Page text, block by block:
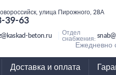
улица Пирожного, 28А
39-63
beton.ru
Отдел
снабжения:
Ежедневно
Доставка и оплата